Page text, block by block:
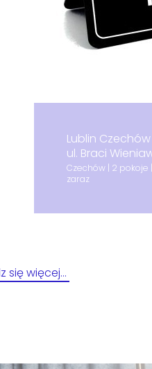
Lublin Czechów
ul. Braci
Czechów | 2 pokoje
zaraz
się więcej…